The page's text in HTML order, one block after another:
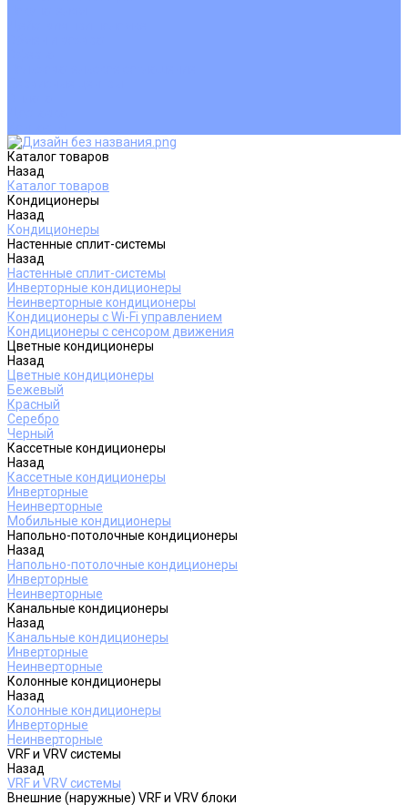
Каталог товаров
Назад
Каталог товаров
Кондиционеры
Назад
Кондиционеры
Настенные сплит-системы
Назад
Настенные сплит-системы
Инверторные кондиционеры
Неинверторные кондиционеры
Кондиционеры с Wi-Fi управлением
Кондиционеры с сенсором движения
Цветные кондиционеры
Назад
Цветные кондиционеры
Бежевый
Красный
Серебро
Черный
Кассетные кондиционеры
Назад
Кассетные кондиционеры
Инверторные
Неинверторные
Мобильные кондиционеры
Напольно-потолочные кондиционеры
Назад
Напольно-потолочные кондиционеры
Инверторные
Неинверторные
Канальные кондиционеры
Назад
Канальные кондиционеры
Инверторные
Неинверторные
Колонные кондиционеры
Назад
Колонные кондиционеры
Инверторные
Неинверторные
VRF и VRV системы
Назад
VRF и VRV системы
Внешние (наружные) VRF и VRV блоки